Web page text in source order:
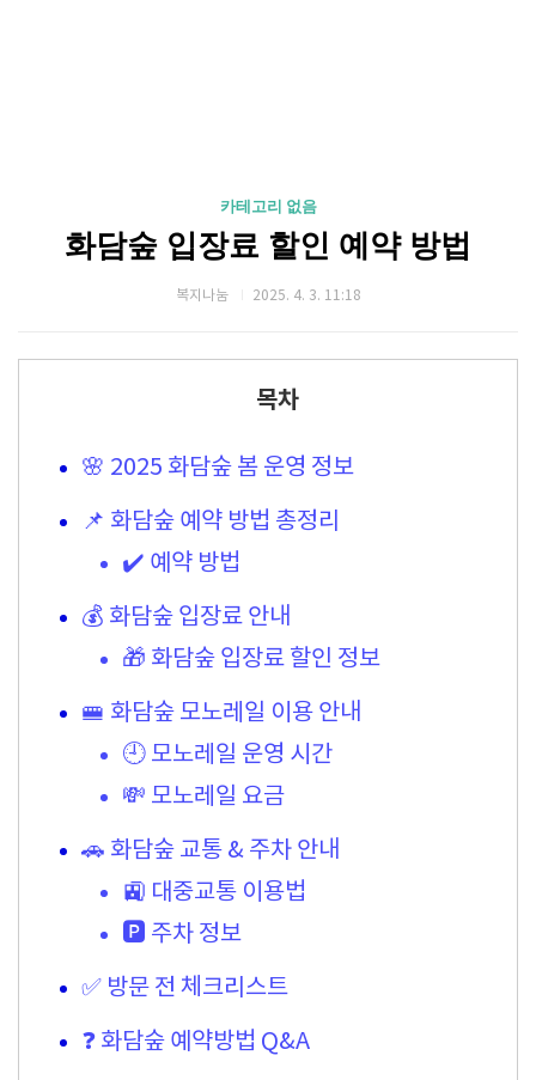
카테고리 없음
화담숲 입장료 할인 예약 방법
복지나눔 2025. 4. 3. 11:18
목차
🌸 2025 화담숲 봄 운영 정보
📌 화담숲 예약 방법 총정리
✔️ 예약 방법
💰 화담숲 입장료 안내
🎁 화담숲 입장료 할인 정보
🚝 화담숲 모노레일 이용 안내
🕘 모노레일 운영 시간
💸 모노레일 요금
🚗 화담숲 교통 & 주차 안내
🚉 대중교통 이용법
🅿️ 주차 정보
✅ 방문 전 체크리스트
❓ 화담숲 예약방법 Q&A